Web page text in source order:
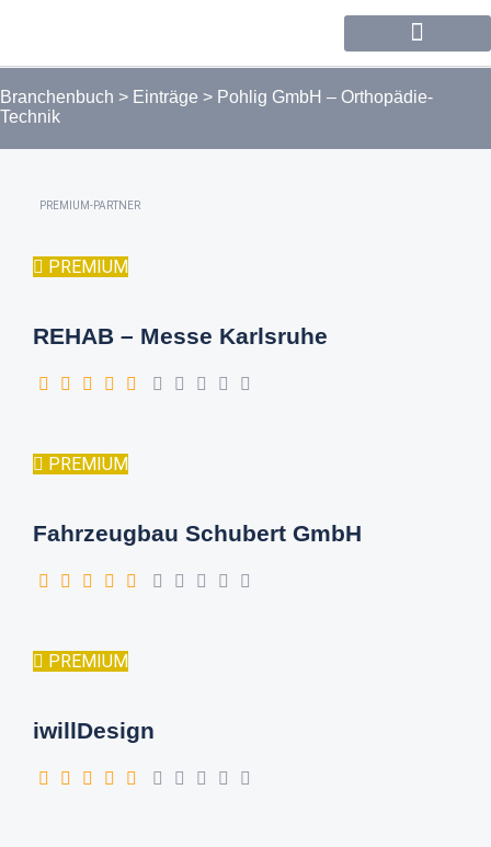
Branchenbuch > Einträge > Pohlig GmbH – Orthopädie-
Technik
PREMIUM-PARTNER
PREMIUM
REHAB – Messe Karlsruhe
PREMIUM
Fahrzeugbau Schubert GmbH
PREMIUM
iwillDesign